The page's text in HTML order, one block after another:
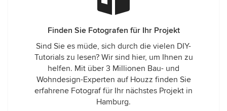
Finden Sie Fotografen für Ihr Projekt
Sind Sie es müde, sich durch die vielen DIY-
Tutorials zu lesen? Wir sind hier, um Ihnen zu
helfen. Mit über 3 Millionen Bau- und
Wohndesign-Experten auf Houzz finden Sie
erfahrene Fotograf für Ihr nächstes Projekt in
Hamburg.